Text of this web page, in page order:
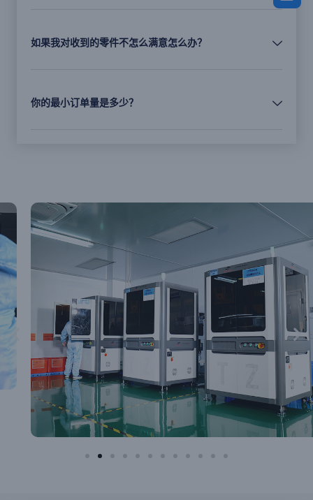
如果我对收到的零件不怎么满意怎么办？
你的最小订单量是多少？